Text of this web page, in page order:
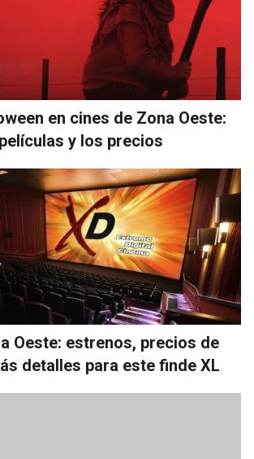
en cines de Zona Oeste:
y los precios
Oeste: estrenos, precios de
detalles para este finde XL